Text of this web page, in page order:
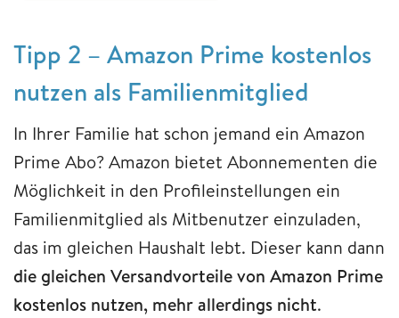
Tipp 2 – Amazon Prime kostenlos
nutzen als Familienmitglied
In Ihrer Familie hat schon jemand ein Amazon
Prime Abo? Amazon bietet Abonnementen die
Möglichkeit in den Profileinstellungen ein
Familienmitglied als Mitbenutzer einzuladen,
das im gleichen Haushalt lebt. Dieser kann dann
die gleichen Versandvorteile von Amazon Prime
kostenlos nutzen, mehr allerdings nicht.